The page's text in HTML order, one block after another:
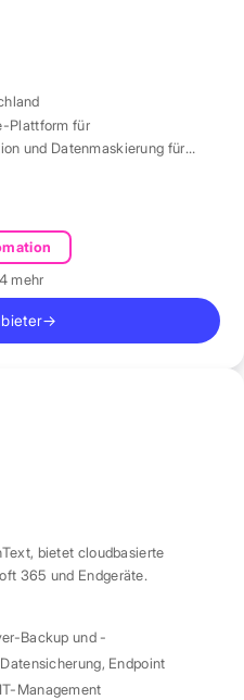
Plattform für
und Datenmaskierung für
mehr
→
bietet cloudbasierte
365 und Endgeräte.
Backup und -
, Endpoint
Management